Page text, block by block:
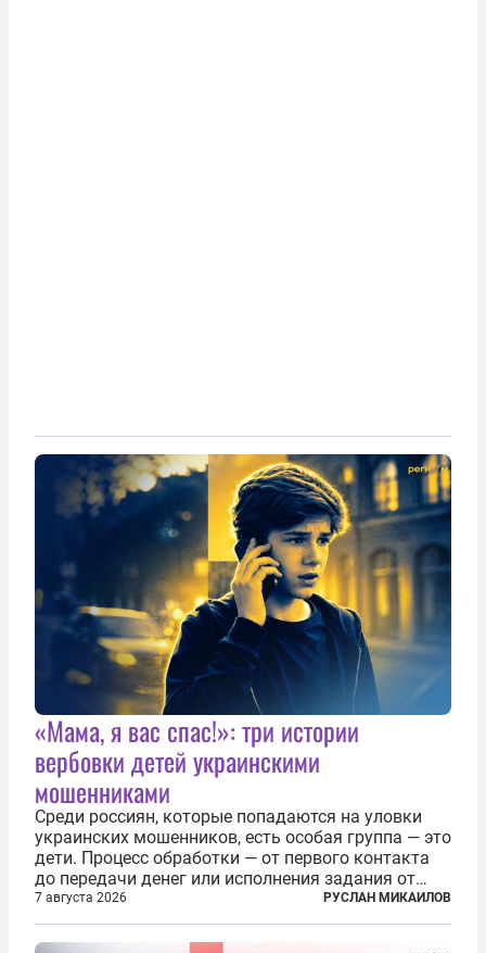
«Мама, я вас спас!»: три истории
вербовки детей украинскими
мошенниками
Среди россиян, которые попадаются на уловки
украинских мошенников, есть особая группа — это
дети. Процесс обработки — от первого контакта
до передачи денег или исполнения задания от
кураторов может занять от двух часов до
нескольких месяцев. Детей превращают в
послушных исполнителей, которые...
7 августа 2026 РУСЛАН МИКАИЛОВ